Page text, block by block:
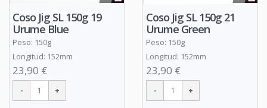
Coso Jig SL 150g 19
Urume Blue
Peso: 150g
Longitud: 152mm
23,90 €
Coso Jig SL 150g 21
Urume Green
Peso: 150g
Longitud: 152mm
23,90 €